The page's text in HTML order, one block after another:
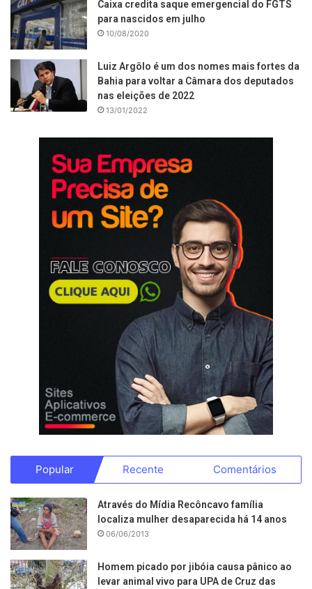
Caixa credita saque emergencial do FGTS
para nascidos em julho
10/08/2020
Luiz Argôlo é um dos nomes mais fortes da
Bahia para voltar a Câmara dos deputados
nas eleições de 2022
13/01/2022
Popular Recente Comentários
Através do Mídia Recôncavo família
localiza mulher desaparecida há 14 anos
06/06/2013
Homem picado por jibóia causa pânico ao
levar animal vivo para UPA de Cruz das